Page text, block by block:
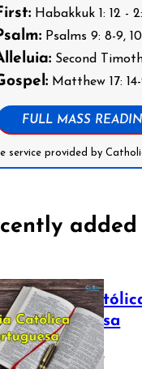
Habakkuk 1: 12 -
Psalms 9: 8-9,
Second
Matthew 17:
FULL MASS
service provided by
added
Bíblia
Portuguesa
July 16, 2025